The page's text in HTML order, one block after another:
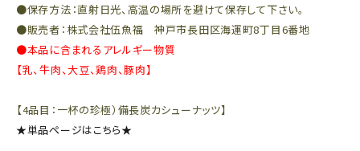
●保存方法：直射日光、高温の場所を避けて保存して下さい。
●販売者：株式会社伍魚福 神戸市長田区海運町8丁目6番地
●本品に含まれるアレルギー物質
【乳、牛肉、大豆、鶏肉、豚肉】
【4品目：一杯の珍極）備長炭カシューナッツ】
★単品ページはこちら★